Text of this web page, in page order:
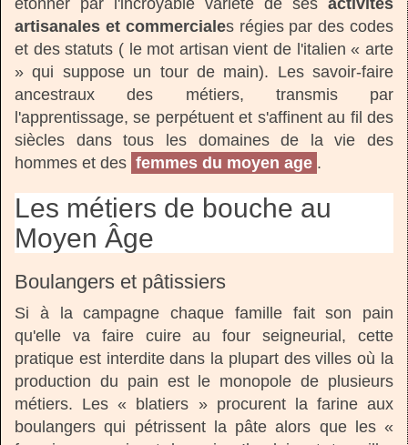
artisanales et commerciales régies par des codes
et des statuts ( le mot artisan vient de l'italien « arte
» qui suppose un tour de main). Les savoir-faire
ancestraux des métiers, transmis par
l'apprentissage, se perpétuent et s'affinent au fil des
siècles dans tous les domaines de la vie des
hommes et des femmes du moyen age .
Les métiers de bouche au
Moyen Âge
Boulangers et pâtissiers
Si à la campagne chaque famille fait son pain
qu'elle va faire cuire au four seigneurial, cette
pratique est interdite dans la plupart des villes où la
production du pain est le monopole de plusieurs
métiers. Les « blatiers » procurent la farine aux
boulangers qui pétrissent la pâte alors que les «